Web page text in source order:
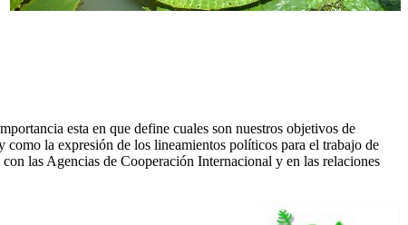
esta en que define cuales son nuestros objetivos de
la expresión de los lineamientos políticos para el trabajo de
las Agencias de Cooperación Internacional y en las relaciones